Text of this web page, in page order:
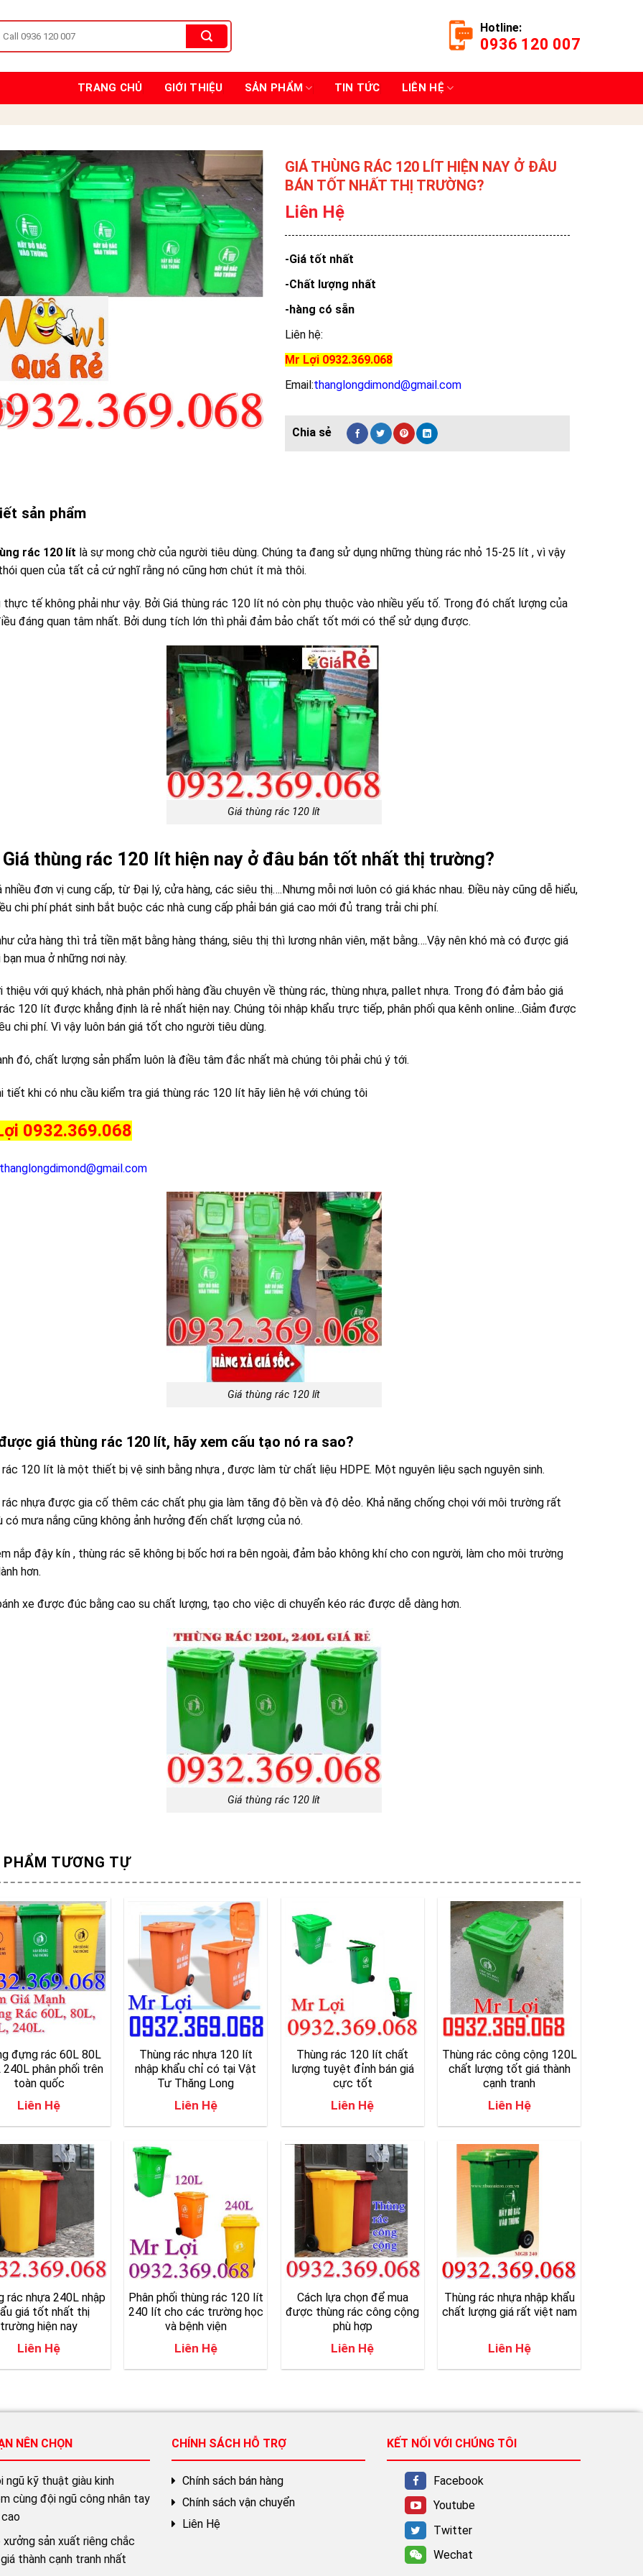
Hotline:
0936 120 007
TRANG CHỦ GIỚI THIỆU SẢN PHẨM TIN TỨC LIÊN HỆ
GIÁ THÙNG RÁC 120 LÍT HIỆN NAY Ở ĐÂU
BÁN TỐT NHẤT THỊ TRƯỜNG?
Liên Hệ
-Giá tốt nhất
-Chất lượng nhất
-hàng có sẵn
Liên hệ:
Mr Lợi 0932.369.068
Email:thanglongdimond@gmail.com
sản phẩm
rác 120 lít là sự mong chờ của người tiêu dùng. Chúng ta đang sử dụng những thùng rác nhỏ 15-25 lít , vì vậy
quen của tất cả cứ nghĩ rằng nó cũng hơn chút ít mà thôi.
thực tế không phải như vậy. Bởi Giá thùng rác 120 lít nó còn phụ thuộc vào nhiều yếu tố. Trong đó chất lượng của
đáng quan tâm nhất. Bởi dung tích lớn thì phải đảm bảo chất tốt mới có thể sử dụng được.
Giá thùng rác 120 lít
Giá thùng rác 120 lít hiện nay ở đâu bán tốt nhất thị trường?
nhiều đơn vị cung cấp, từ Đại lý, cửa hàng, các siêu thị….Nhưng mỗi nơi luôn có giá khác nhau. Điều này cũng dễ hiểu,
chi phí phát sinh bắt buộc các nhà cung cấp phải bán giá cao mới đủ trang trải chi phí.
cửa hàng thì trả tiền mặt bằng hàng tháng, siêu thị thì lương nhân viên, mặt bằng….Vậy nên khó mà có được giá
mua ở những nơi này.
thiệu với quý khách, nhà phân phối hàng đầu chuyên về thùng rác, thùng nhựa, pallet nhựa. Trong đó đảm bảo giá
120 lít được khẳng định là rẻ nhất hiện nay. Chúng tôi nhập khẩu trực tiếp, phân phối qua kênh online…Giảm được
chi phí. Vì vậy luôn bán giá tốt cho người tiêu dùng.
đó, chất lượng sản phẩm luôn là điều tâm đắc nhất mà chúng tôi phải chú ý tới.
tiết khi có nhu cầu kiểm tra giá thùng rác 120 lít hãy liên hệ với chúng tôi
0932.369.068
Giá thùng rác 120 lít
giá thùng rác 120 lít, hãy xem cấu tạo nó ra sao?
120 lít là một thiết bị vệ sinh bằng nhựa , được làm từ chất liệu HDPE. Một nguyên liệu sạch nguyên sinh.
nhựa được gia cố thêm các chất phụ gia làm tăng độ bền và độ dẻo. Khả năng chống chọi với môi trường rất
có mưa nắng cũng không ảnh hưởng đến chất lượng của nó.
nắp đậy kín , thùng rác sẽ không bị bốc hơi ra bên ngoài, đảm bảo không khí cho con người, làm cho môi trường
hơn.
xe được đúc bằng cao su chất lượng, tạo cho việc di chuyển kéo rác được dễ dàng hơn.
Giá thùng rác 120 lít
TƯƠNG TỰ
đựng rác 60L 80L
240L phân phối trên
toàn quốc
Liên Hệ
Thùng rác nhựa 120 lít
nhập khẩu chỉ có tại Vật
Tư Thăng Long
Liên Hệ
Thùng rác 120 lít chất
lượng tuyệt đỉnh bán giá
cực tốt
Liên Hệ
Thùng rác công cộng 120L
chất lượng tốt giá thành
cạnh tranh
Liên Hệ
rác nhựa 240L nhập
giá tốt nhất thị
trường hiện nay
Liên Hệ
Phân phối thùng rác 120 lít
240 lít cho các trường học
và bệnh viện
Liên Hệ
Cách lựa chọn để mua
được thùng rác công cộng
phù hợp
Liên Hệ
Thùng rác nhựa nhập khẩu
chất lượng giá rất việt nam
Liên Hệ
NÊN CHỌN
ngũ kỹ thuật giàu kinh
cùng đội ngũ công nhân tay
sản xuất riêng chắc
thành cạnh tranh nhất
CHÍNH SÁCH HỖ TRỢ
Chính sách bán hàng
Chính sách vận chuyển
Liên Hệ
KẾT NỐI VỚI CHÚNG TÔI
Facebook
Youtube
Twitter
Wechat